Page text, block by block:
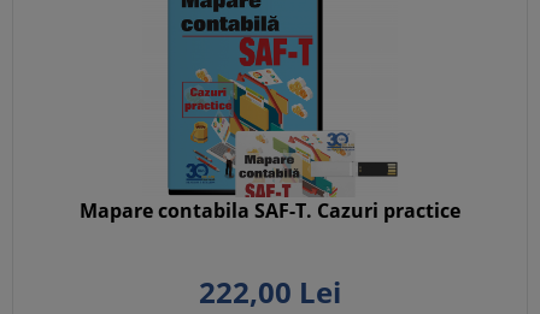
Mapare contabila SAF-T. Cazuri practice
222,00 Lei